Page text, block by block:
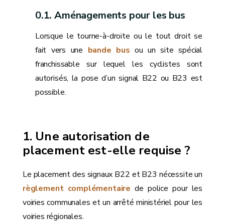
Aménagements pour les bus
Lorsque le tourne-à-droite ou le tout droit se
fait vers une bande bus ou un site spécial
franchissable sur lequel les cyclistes sont
autorisés, la pose d’un signal B22 ou B23 est
possible.
Une autorisation de
placement est-elle requise ?
Le placement des signaux B22 et B23 nécessite un
règlement complémentaire de police pour les
voiries communales et un arrêté ministériel pour les
voiries régionales.